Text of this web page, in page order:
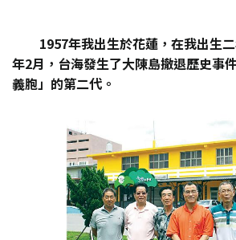
1957年我出生於花蓮，在我出生
年2月，台海發生了大陳島撤退歷史事
義胞」的第二代。